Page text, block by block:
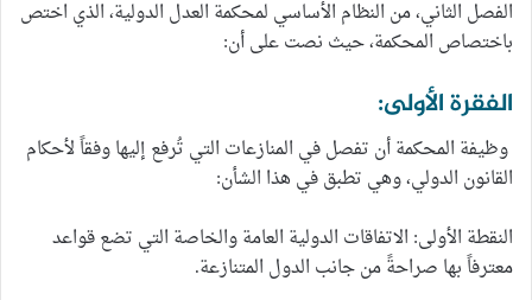
الفصل الثاني، من النظام الأساسي لمحكمة العدل الدولية، الذي اختص
باختصاص المحكمة، حيث نصت على أن:
الفقرة الأولى:
وظيفة المحكمة أن تفصل في المنازعات التي تُرفع إليها وفقاً لأحكام
القانون الدولي، وهي تطبق في هذا الشأن:
النقطة الأولى: الاتفاقات الدولية العامة والخاصة التي تضع قواعد
معترفاً بها صراحةً من جانب الدول المتنازعة.